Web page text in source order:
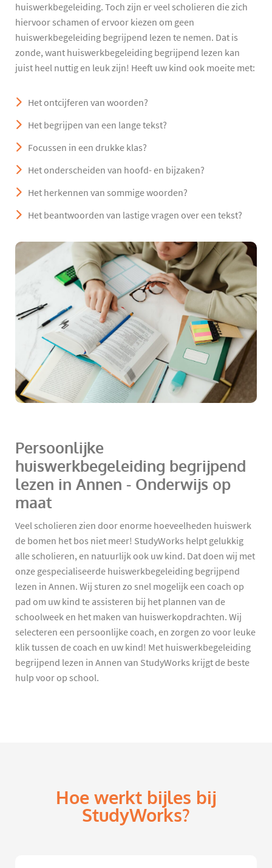
huiswerkbegeleiding. Toch zijn er veel scholieren die zich
hiervoor schamen of ervoor kiezen om geen
huiswerkbegeleiding begrijpend lezen te nemen. Dat is
zonde, want huiswerkbegeleiding begrijpend lezen kan
juist heel nuttig en leuk zijn! Heeft uw kind ook moeite met:
Het ontcijferen van woorden?
Het begrijpen van een lange tekst?
Focussen in een drukke klas?
Het onderscheiden van hoofd- en bijzaken?
Het herkennen van sommige woorden?
Het beantwoorden van lastige vragen over een tekst?
Persoonlijke
huiswerkbegeleiding begrijpend
lezen in Annen - Onderwijs op
maat
Veel scholieren zien door enorme hoeveelheden huiswerk
de bomen het bos niet meer! StudyWorks helpt gelukkig
alle scholieren, en natuurlijk ook uw kind. Dat doen wij met
onze gespecialiseerde huiswerkbegeleiding begrijpend
lezen in Annen. Wij sturen zo snel mogelijk een coach op
pad om uw kind te assisteren bij het plannen van de
schoolweek en het maken van huiswerkopdrachten. Wij
selecteren een persoonlijke coach, en zorgen zo voor leuke
klik tussen de coach en uw kind! Met huiswerkbegeleiding
begrijpend lezen in Annen van StudyWorks krijgt de beste
hulp voor op school.
Hoe werkt bijles bij
StudyWorks?